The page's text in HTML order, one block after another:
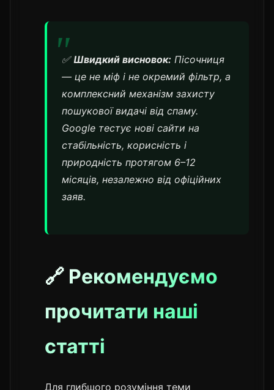
✅ Швидкий висновок: Пісочниця
— це не міф і не окремий фільтр, а
комплексний механізм захисту
пошукової видачі від спаму.
Google тестує нові сайти на
стабільність, корисність і
природність протягом 6–12
місяців, незалежно від офіційних
заяв.
🔗 Рекомендуємо
прочитати наші
статті
Для глибшого розуміння теми